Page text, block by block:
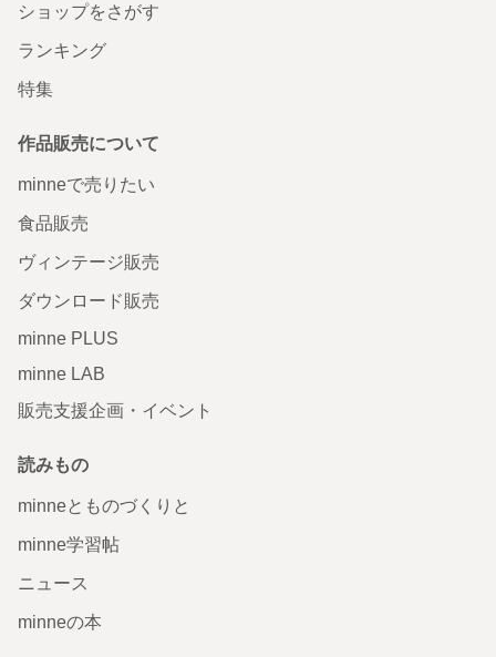
ショップをさがす
ランキング
特集
作品販売について
minneで売りたい
食品販売
ヴィンテージ販売
ダウンロード販売
minne PLUS
minne LAB
販売支援企画・イベント
読みもの
minneとものづくりと
minne学習帖
ニュース
minneの本